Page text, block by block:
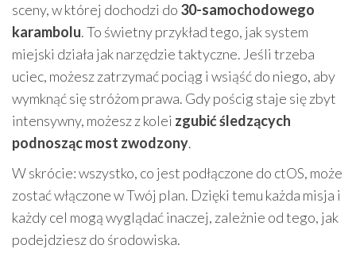
sceny, w której dochodzi do 30-samochodowego
karambolu. To świetny przykład tego, jak system
miejski działa jak narzędzie taktyczne. Jeśli trzeba
uciec, możesz zatrzymać pociąg i wsiąść do niego, aby
wymknąć się stróżom prawa. Gdy pościg staje się zbyt
intensywny, możesz z kolei zgubić śledzących
podnosząc most zwodzony.
W skrócie: wszystko, co jest podłączone do ctOS, może
zostać włączone w Twój plan. Dzięki temu każda misja i
każdy cel mogą wyglądać inaczej, zależnie od tego, jak
podejdziesz do środowiska.